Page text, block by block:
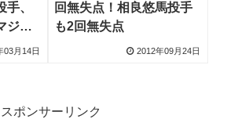
、
ジッ
好投
03月14日
回無失点！相良悠馬投手
も2回無失点
2012年09月24日
スポンサーリンク